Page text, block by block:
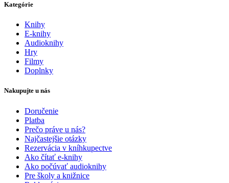
Kategórie
Knihy
E-knihy
Audioknihy
Hry
Filmy
Doplnky
Nakupujte u nás
Doručenie
Platba
Prečo práve u nás?
Najčastejšie otázky
Rezervácia v kníhkupectve
Ako čítať e-knihy
Ako počúvať audioknihy
Pre školy a knižnice